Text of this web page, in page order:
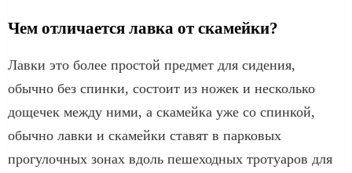
Чем отличается лавка от скамейки?
Лавки это более простой предмет для сидения,
обычно без спинки, состоит из ножек и несколько
дощечек между ними, а скамейка уже со спинкой,
обычно лавки и скамейки ставят в парковых
прогулочных зонах вдоль пешеходных тротуаров для